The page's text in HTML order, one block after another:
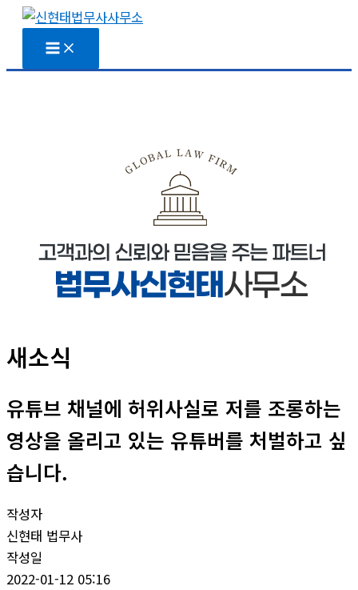
새소식
유튜브 채널에 허위사실로 저를 조롱하는
영상을 올리고 있는 유튜버를 처벌하고 싶
습니다.
작성자
신현태 법무사
작성일
2022-01-12 05:16